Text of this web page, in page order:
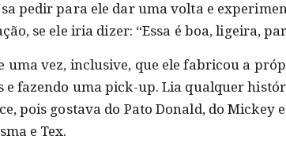
pedir para ele dar uma volta e
se ele iria dizer: “Essa é boa, ligeira,
uma vez, inclusive, que ele fabricou a
e fazendo uma pick-up. Lia qualquer
pois gostava do Pato Donald, do Mickey
e Tex.